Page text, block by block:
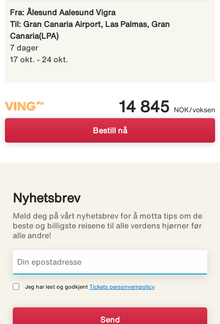
Fra: Ålesund Aalesund Vigra
Til: Gran Canaria Airport, Las Palmas, Gran
Canaria(LPA)
7 dager
17 okt. - 24 okt.
14 845 NOK/voksen
Bestill nå
Nyhetsbrev
Meld deg på vårt nyhetsbrev for å motta tips om de
beste og billigste reisene til alle verdens hjørner før
alle andre!
Jeg har lest og godkjent Tickets personvernpolicy